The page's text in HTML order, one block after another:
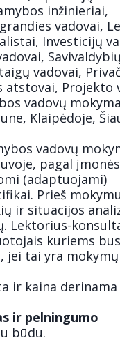
inžinieriai,
vadovai,
Investicijų
vadovai,
atstovai, Projekto
vadovų
Klaipėdoje,
vadovų
pagal įmonės
(adaptuojami)
Prieš
ir situacijos
Lektorius-
kuriems bus
jei tai yra
ir kaina derinama
ir pelningumo
būdu.